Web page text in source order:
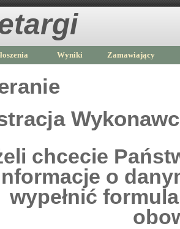
Wyniki Zamawiający
chcecie
o
wypełnić